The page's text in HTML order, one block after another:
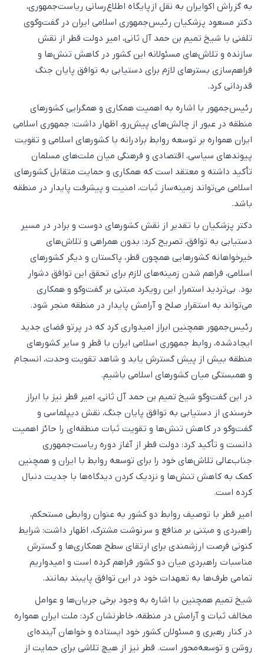
به گزراش اکوایران به نقل از پایگاه اطلاع‌رسانی ریاست‌جمهوری،
دکتر مسعود پزشکیان رئیس‌جمهوری اسلامی ایران در گفت‌وگوی
تلفنی با شیخ تمیم بن حمد آل ثانی، امیر دولت قطر از نقش
سازنده و تلاش‌های مسئولانه این کشور در کاهش تنش‌ها و
فراهم‌سازی بسترهای لازم برای دستیابی به توافق پایان جنگ
قدردانی کرد.
رئیس‌جمهور با اشاره به اهمیت همکاری و همگرایی کشورهای
منطقه در عبور از چالش‌های پیش‌رو، اظهار داشت: جمهوری اسلامی
ایران همواره بر توسعه روابط برادرانه با کشورهای اسلامی و تقویت
پیوندهای سیاسی، اقتصادی و فرهنگی میان ملت‌های مسلمان
تأکید داشته و معتقد است که همکاری و حمایت متقابل کشورهای
اسلامی می‌تواند زمینه‌ساز ثبات، امنیت و پیشرفت پایدار در منطقه
باشد.
دکتر پزشکیان با تقدیر از نقش کشورهای دوست و برادر در مسیر
دستیابی به توافق، تصریح کرد: بدون همراهی و تلاش‌های
خیرخواهانه کشورهایی همچون قطر، پاکستان و دیگر کشورهای
اسلامی، فراهم شدن زمینه‌های لازم برای تحقق این توافق دشوار
بود. بی‌تردید استمرار این رویکرد مبتنی بر گفت‌وگو و همکاری
می‌تواند به استقرار صلح و آرامش پایدار در منطقه منجر شود.
رئیس‌جمهور همچنین ابراز امیدواری کرد که در پرتو فضای جدید
ایجادشده، روابط جمهوری اسلامی ایران با قطر و سایر کشورهای
منطقه بیش از پیش گسترش یابد و شاهد تقویت وحدت، انسجام
و همبستگی میان کشورهای اسلامی باشیم.
در این گفت‌وگو شیخ تمیم بن حمد آل ثانی، امیر قطر نیز با ابراز
خرسندی از دستیابی به توافق پایان جنگ، نقش دیپلماسی و
گفت‌وگو در کاهش تنش‌ها و تقویت ثبات منطقه‌ای را حائز اهمیت
دانست و تأکید کرد: دولت قطر از آغاز دوره ریاست‌جمهوری
جناب‌عالی تلاش‌های خود را برای توسعه روابط با ایران و همچنین
کمک به کاهش تنش‌ها و نزدیک کردن دیدگاه‌ها با جدیت دنبال
کرده است.
امیر قطر با توصیف روابط دو کشور به عنوان روابطی مستحکم،
راهبردی و مبتنی بر منافع و سرنوشت مشترک، اظهار داشت: شرایط
کنونی فرصت ارزشمندی برای ارتقای سطح همکاری‌ها و گسترش
مناسبات راهبردی میان دو کشور فراهم کرده است و امیدواریم
تمامی طرف‌ها به تعهدات خود در این توافق پایبند بمانند.
شیخ تمیم همچنین با اشاره به وجود برخی جریان‌ها و عوامل
مخالف ثبات و آرامش در منطقه، خاطرنشان کرد: ملت ایران همواره
در کنار رهبری و مسئولان کشور خود ایستاده و خواهان آینده‌ای
روشن و توسعه‌محور است. قطر نیز از هیچ تلاشی برای حمایت از